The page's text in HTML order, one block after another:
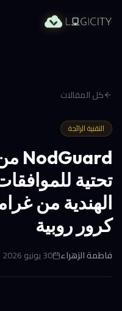
كل المقالات
التقنية الرائجة
تحتية
كرور روبية
فاطمة الزهراء 30 يونيو 2026 في 12:51 م